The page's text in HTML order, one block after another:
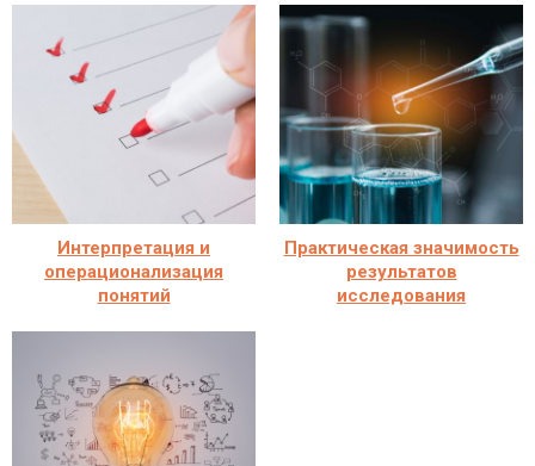
Интерпретация и
операционализация
понятий
Практическая значимость
результатов
исследования